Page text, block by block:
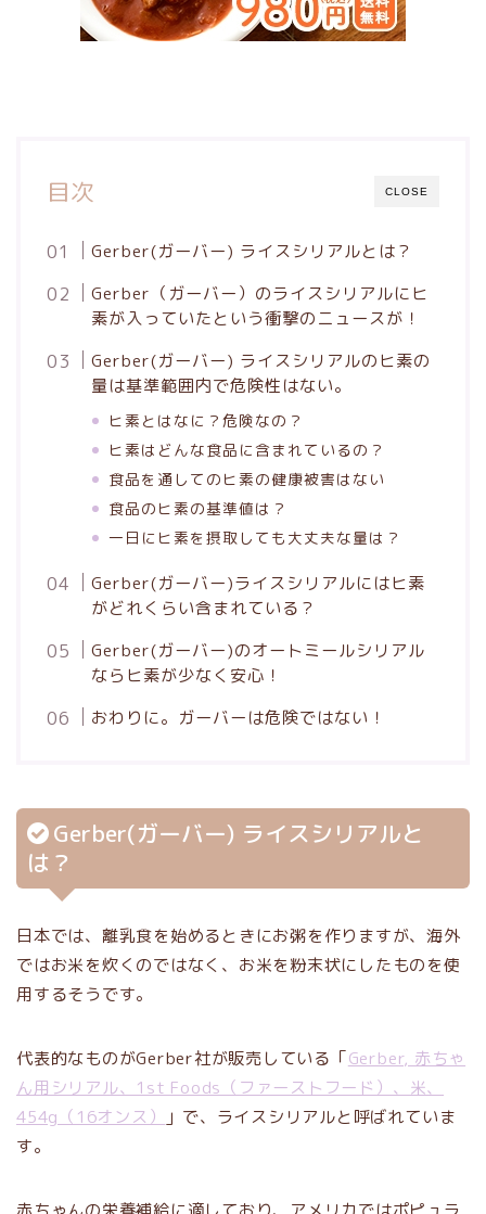
CLOSE
目次
Gerber(ガーバー) ライスシリアルとは？
Gerber（ガーバー）のライスシリアルにヒ
素が入っていたという衝撃のニュースが！
Gerber(ガーバー) ライスシリアルのヒ素の
量は基準範囲内で危険性はない。
ヒ素とはなに？危険なの？
ヒ素はどんな食品に含まれているの？
食品を通してのヒ素の健康被害はない
食品のヒ素の基準値は？
一日にヒ素を摂取しても大丈夫な量は？
Gerber(ガーバー)ライスシリアルにはヒ素
がどれくらい含まれている？
Gerber(ガーバー)のオートミールシリアル
ならヒ素が少なく安心！
おわりに。ガーバーは危険ではない！
Gerber(ガーバー) ライスシリアルと
は？
日本では、離乳食を始めるときにお粥を作りますが、海外
ではお米を炊くのではなく、お米を粉末状にしたものを使
用するそうです。
代表的なものがGerber社が販売している「Gerber, 赤ちゃ
ん用シリアル、1st Foods（ファーストフード）、米、
454g（16オンス）
」で、ライスシリアルと呼ばれていま
す。